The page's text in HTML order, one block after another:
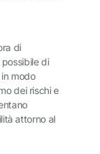
di
di
modo
dei rischi e
attorno al